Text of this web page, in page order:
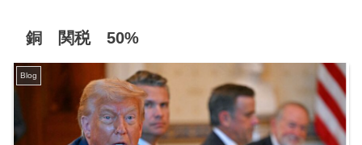
銅 関税 50%
Blog